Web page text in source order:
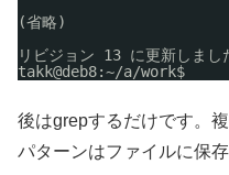
(省略)
リビジョン 13 に更新しまし
takk@deb8:~/a/work$
後はgrepするだけです。
パターンはファイルに保存